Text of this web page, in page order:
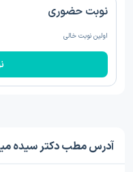
نوبت حضوری
اولین نوبت خالی
آدرس مطب دکتر سیده